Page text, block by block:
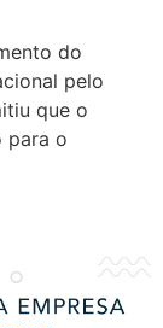
do
pelo
que o
para o